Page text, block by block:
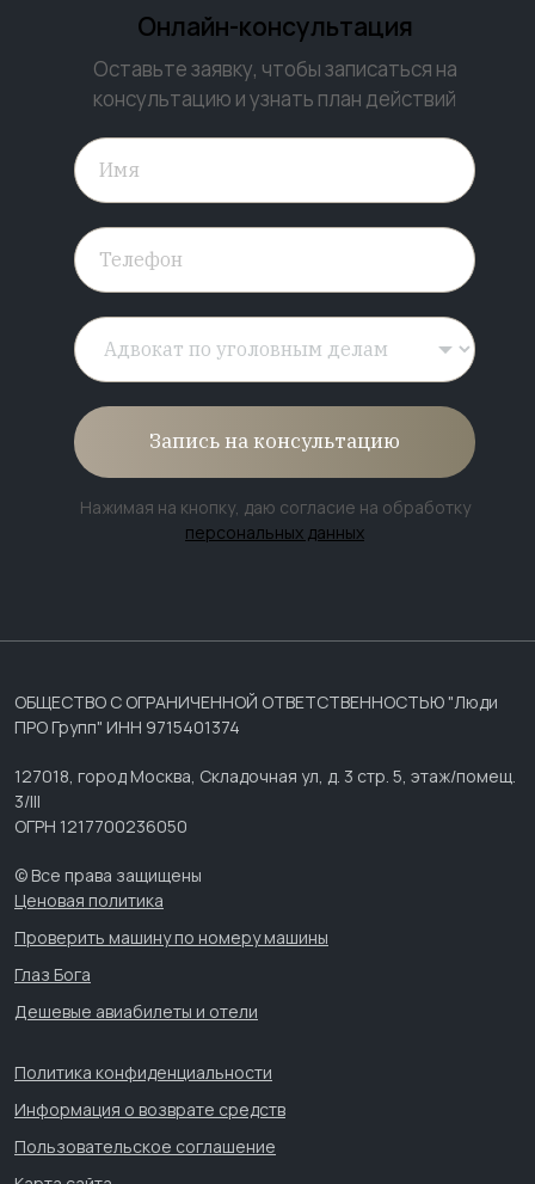
Онлайн-консультация
Оставьте заявку, чтобы записаться на
консультацию и узнать план действий
Запись на консультацию
Нажимая на кнопку, даю согласие на обработку
персональных данных
ОБЩЕСТВО С ОГРАНИЧЕННОЙ ОТВЕТСТВЕННОСТЬЮ "Люди
ПРО Групп" ИНН 9715401374
127018, город Москва, Складочная ул, д. 3 стр. 5, этаж/помещ.
3/III
ОГРН 1217700236050
© Все права защищены
Ценовая политика
Проверить машину по номеру машины
Глаз Бога
Дешевые авиабилеты и отели
Политика конфиденциальности
Информация о возврате средств
Пользовательское соглашение